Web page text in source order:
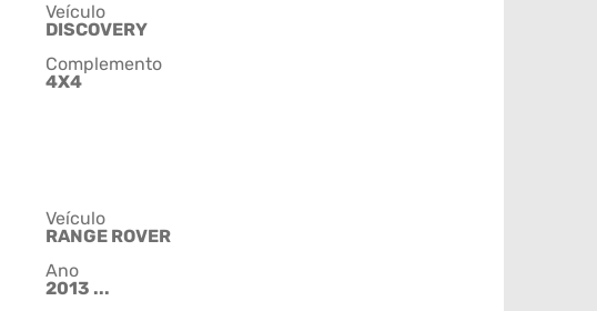
Veículo
DISCOVERY
Complemento
4X4
Veículo
RANGE ROVER
Ano
2013 ...